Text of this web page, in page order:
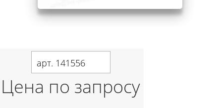
арт. 141556
Цена по запросу